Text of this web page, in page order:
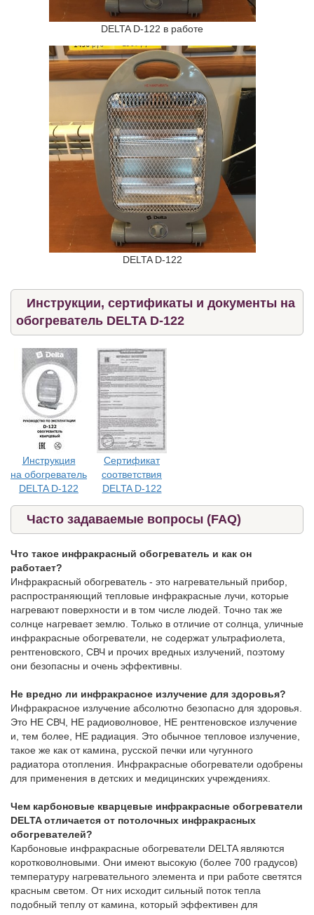
DELTA D-122 в работе
DELTA D-122
Инструкции, сертификаты и документы на
обогреватель DELTA D-122
Инструкция
на обогреватель
DELTA D-122
Сертификат
соответствия
DELTA D-122
Часто задаваемые вопросы (FAQ)
Что такое инфракрасный обогреватель и как он
работает?
Инфракрасный обогреватель - это нагревательный прибор,
распространяющий тепловые инфракрасные лучи, которые
нагревают поверхности и в том числе людей. Точно так же
солнце нагревает землю. Только в отличие от солнца, уличные
инфракрасные обогреватели, не содержат ультрафиолета,
рентгеновского, СВЧ и прочих вредных излучений, поэтому
они безопасны и очень эффективны.
Не вредно ли инфракрасное излучение для здоровья?
Инфракрасное излучение абсолютно безопасно для здоровья.
Это НЕ СВЧ, НЕ радиоволновое, НЕ рентгеновское излучение
и, тем более, НЕ радиация. Это обычное тепловое излучение,
такое же как от камина, русской печки или чугунного
радиатора отопления. Инфракрасные обогреватели одобрены
для применения в детских и медицинских учреждениях.
Чем карбоновые кварцевые инфракрасные обогреватели
DELTA отличается от потолочных инфракрасных
обогревателей?
Карбоновые инфракрасные обогреватели DELTA являются
коротковолновыми. Они имеют высокую (более 700 градусов)
температуру нагревательного элемента и при работе светятся
красным светом. От них исходит сильный поток тепла
подобный теплу от камина, который эффективен для